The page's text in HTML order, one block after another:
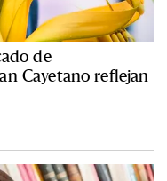
de
Cayetano reflejan